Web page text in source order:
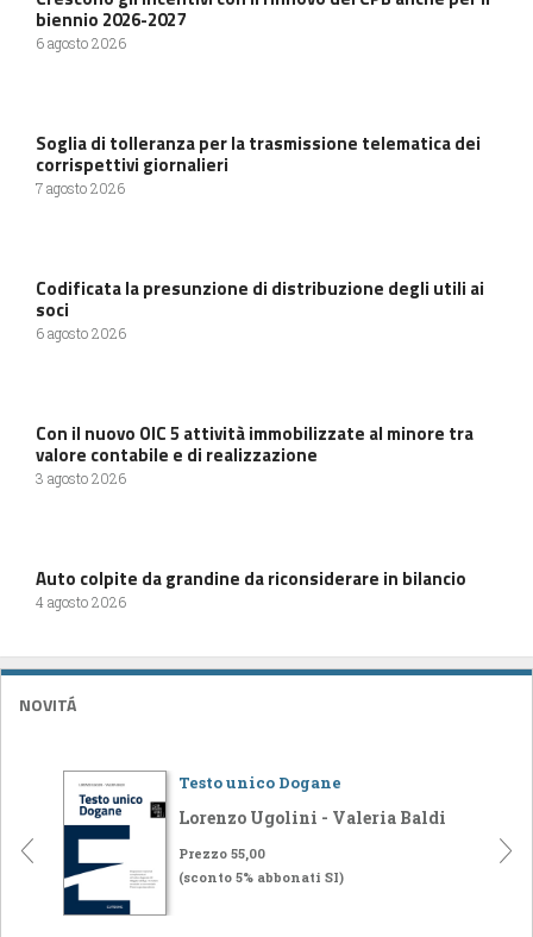
biennio 2026-2027
6 agosto 2026
Soglia di tolleranza per la trasmissione telematica dei
corrispettivi giornalieri
7 agosto 2026
Codificata la presunzione di distribuzione degli utili ai
soci
6 agosto 2026
Con il nuovo OIC 5 attività immobilizzate al minore tra
valore contabile e di realizzazione
3 agosto 2026
Auto colpite da grandine da riconsiderare in bilancio
4 agosto 2026
NOVITÁ
Testo unico Dogane
Lorenzo Ugolini - Valeria Baldi
Prezzo 55,00
(sconto 5% abbonati SI)